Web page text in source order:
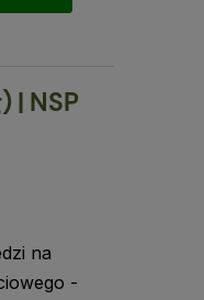
| NSP
na
-